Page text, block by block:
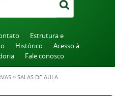
Estrutura e
Histórico
Acesso à
Fale conosco
> SALAS DE AULA